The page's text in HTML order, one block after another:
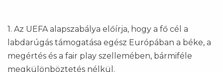
1. Az UEFA alapszabálya előírja, hogy a fő cél a
labdarúgás támogatása egész Európában a béke, a
megértés és a fair play szellemében, bármiféle
megkülönböztetés nélkül.